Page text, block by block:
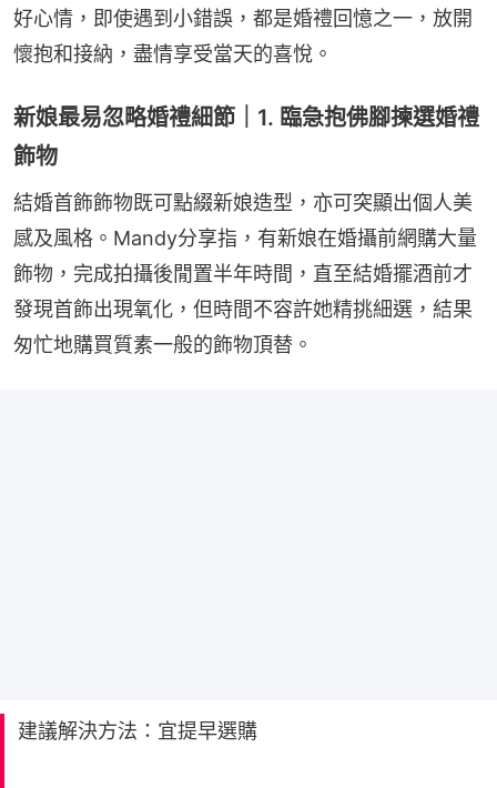
好心情，即使遇到小錯誤，都是婚禮回憶之一，放開
懷抱和接納，盡情享受當天的喜悅。
新娘最易忽略婚禮細節｜1. 臨急抱佛腳揀選婚禮
飾物
結婚首飾飾物既可點綴新娘造型，亦可突顯出個人美
感及風格。Mandy分享指，有新娘在婚攝前網購大量
飾物，完成拍攝後閒置半年時間，直至結婚擺酒前才
發現首飾出現氧化，但時間不容許她精挑細選，結果
匆忙地購買質素一般的飾物頂替。
建議解決方法：宜提早選購